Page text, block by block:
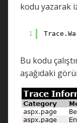
kodu yazarak
1
Bu kodu
aşağıdaki